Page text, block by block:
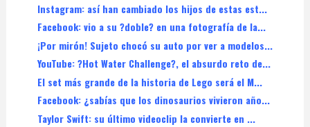
Instagram: así han cambiado los hijos de estas est...
Facebook: vio a su ?doble? en una fotografía de la...
¡Por mirón! Sujeto chocó su auto por ver a modelos...
YouTube: ?Hot Water Challenge?, el absurdo reto de...
El set más grande de la historia de Lego será el M...
Facebook: ¿sabías que los dinosaurios vivieron año...
Taylor Swift: su último videoclip la convierte en ...